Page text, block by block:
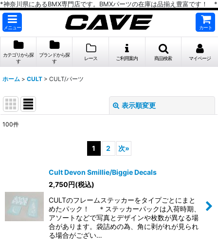
*神奈川県にあるBMX専門店です。BMXパーツの在庫は品揃え豊富です！ *
メニュー カート
カテゴリから探
す
ブランドから探
す
レース ご利用案内 商品検索 マイページ
ホーム > CULT > CULT/パーツ
表示順変更
絞り込む
100件
1 2 次»
Cult Devon Smillie/Biggie Decals
2,750円(税込)
CULTのフレームステッカーをタイプごとにまと
めたパック！ ＊ステッカーパックは入荷時期、
アソートなどで写真とデザインや枚数が異なる場
合があります。袋詰めの為、角に剥がれが見られ
る場合がござい…